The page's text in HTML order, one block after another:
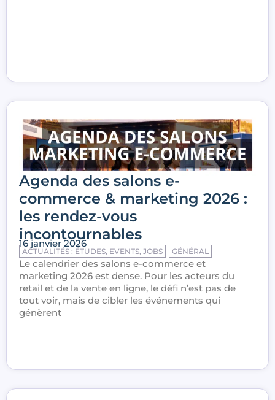
Agenda des salons e-
commerce & marketing 2026 :
les rendez-vous
incontournables
16 janvier 2026
ACTUALITÉS : ÉTUDES, EVENTS, JOBS GÉNÉRAL
Le calendrier des salons e-commerce et
marketing 2026 est dense. Pour les acteurs du
retail et de la vente en ligne, le défi n’est pas de
tout voir, mais de cibler les événements qui
génèrent